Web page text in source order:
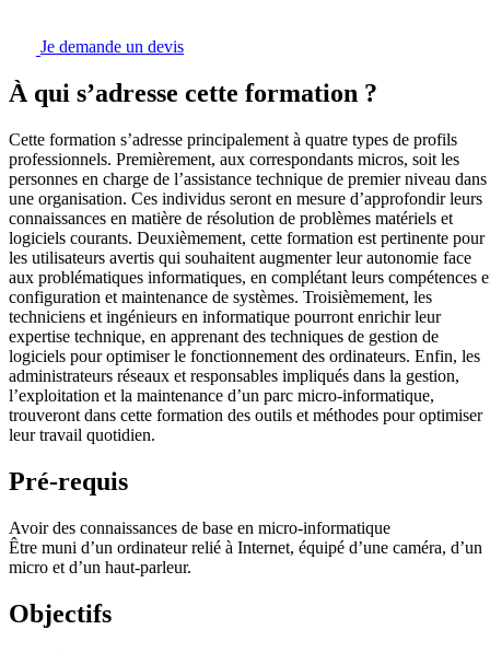
Je demande un devis
À qui s’adresse cette formation ?
Cette formation s’adresse principalement à quatre types de profils
professionnels. Premièrement, aux correspondants micros, soit les
personnes en charge de l’assistance technique de premier niveau dans
une organisation. Ces individus seront en mesure d’approfondir leurs
connaissances en matière de résolution de problèmes matériels et
logiciels courants. Deuxièmement, cette formation est pertinente pour
les utilisateurs avertis qui souhaitent augmenter leur autonomie face
aux problématiques informatiques, en complétant leurs compétences
configuration et maintenance de systèmes. Troisièmement, les
techniciens et ingénieurs en informatique pourront enrichir leur
expertise technique, en apprenant des techniques de gestion de
logiciels pour optimiser le fonctionnement des ordinateurs. Enfin, les
administrateurs réseaux et responsables impliqués dans la gestion,
l’exploitation et la maintenance d’un parc micro-informatique,
trouveront dans cette formation des outils et méthodes pour optimiser
leur travail quotidien.
Pré-requis
Avoir des connaissances de base en micro-informatique
Être muni d’un ordinateur relié à Internet, équipé d’une caméra, d’un
micro et d’un haut-parleur.
Objectifs